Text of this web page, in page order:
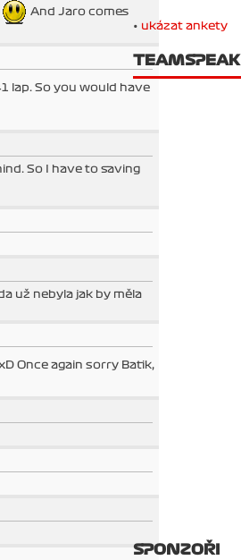
And Jaro comes
lap. So you would have
So I have to saving
už nebyla jak by měla
Once again sorry Batik,
• ukázat ankety
TEAMSPEAK
SPONZOŘI